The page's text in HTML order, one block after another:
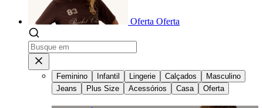
Oferta Oferta
Feminino Infantil Lingerie Calçados
Masculino
Jeans
Plus Size Acessórios Casa Oferta